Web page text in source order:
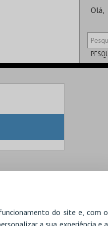
do site e, com o
a sua experiência e a
Olá,